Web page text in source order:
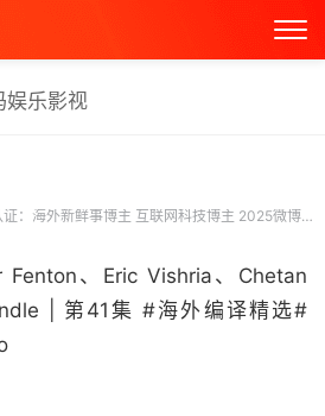
娱乐影视
海外新鲜事博主 互联网科技博主 2025微博新锐新知博主 微博原创视频博主
、Eric Vishria、Chetan
| 第41集 #海外编译精选#